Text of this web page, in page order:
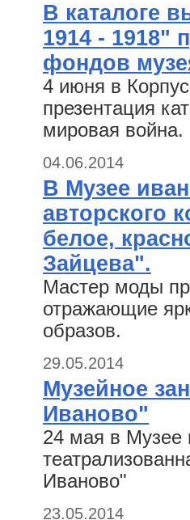
В каталоге
1914 - 1918"
фондов
4 июня в
презентация
мировая война.
04.06.2014
В Музее
авторского
белое,
Зайцева".
Мастер моды
отражающие
образов.
29.05.2014
Музейное
Иваново"
24 мая в Музее
Иваново"
23.05.2014